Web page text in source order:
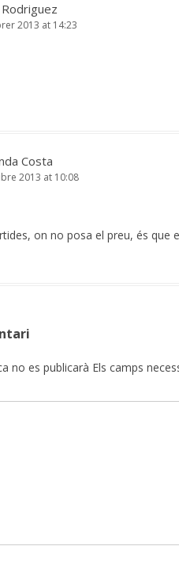
2013 at 14:23
Costa
2013 at 10:08
on no posa el preu, és que
no es publicarà Els camps